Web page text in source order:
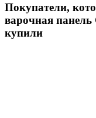
Покупатели,
варочная
купили